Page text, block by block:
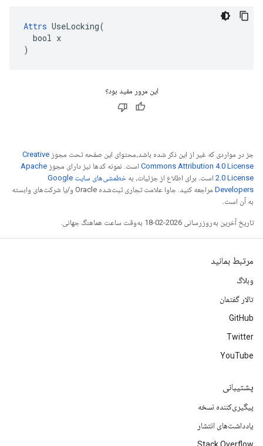
Attrs UseLocking(
  bool x
)
این مرور مفید بود؟
جز در مواردی که غیر از این ذکر شده باشد،‌محتوای این صفحه تحت مجوز Creative
Commons Attribution 4.0 License است. نمونه کدها نیز دارای مجوز Apache
2.0 License است. برای اطلاع از جزئیات، به
خطمشی‌های سایت Google
Developers‏
مراجعه کنید. جاوا علامت تجاری ثبت‌شده Oracle و/یا شرکت‌های وابسته
به آن است.
تاریخ آخرین به‌روزرسانی 2026-02-18 به‌وقت ساعت هماهنگ جهانی.
مرتبط بمانید
وبلاگ
تالار گفتمان
GitHub
Twitter
YouTube
پشتیبانی
پیگیری‌کننده نسخه
یادداشت‌های انتشار